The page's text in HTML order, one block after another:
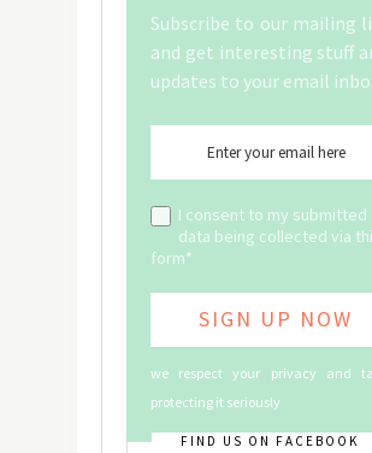
Subscribe to our mailing
and get interesting stuff
updates to your email
I consent to my submitted
data being collected via
form*
we respect your privacy and
protecting it seriously
FIND US ON FACEBOOK